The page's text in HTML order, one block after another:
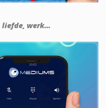
werk...